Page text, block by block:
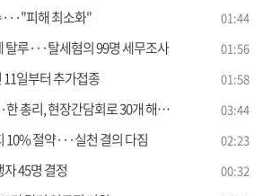
···"피해 최소화" 01:44
탈루···탈세혐의 99명 세무조사 01:56
일부터 추가접종 01:58
, 현장간담회로 30개 해결 [정책현장+] 03:44
10% 절약···실천 결의 다짐 02:23
45명 결정 00:32